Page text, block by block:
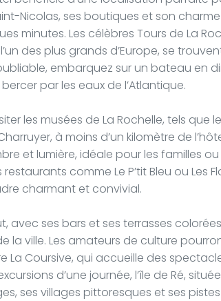
Nicolas, ses boutiques et son charme
minutes. Les célèbres Tours de La
des plus grands d’Europe, se
embarquez sur un bateau en
par les eaux de l’Atlantique.
les musées de La Rochelle, tels que
à moins d’un kilomètre de
et lumière, idéale pour les familles ou
comme Le P’tit Bleu ou Les
charmant et convivial.
avec ses bars et ses terrasses
la ville. Les amateurs de culture
Coursive, qui accueille des
d’une journée, l’île de Ré,
ses villages pittoresques et ses pistes